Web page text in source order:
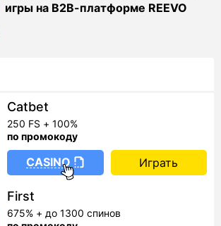
игры на B2B-платформе REEVO
Catbet
250 FS + 100%
по промокоду
CASINO Играть
First
675% + до 1300 спинов